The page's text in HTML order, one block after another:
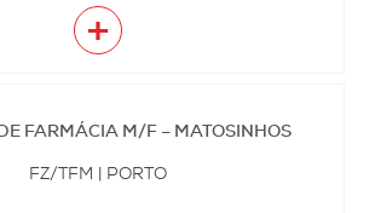
+
FARMÁCIA M/F – MATOSINHOS
FZ/TFM | PORTO